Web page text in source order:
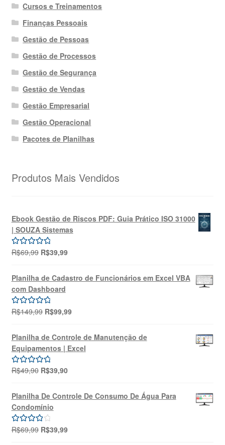
Cursos e Treinamentos
Finanças Pessoais
Gestão de Pessoas
Gestão de Processos
Gestão de Segurança
Gestão de Vendas
Gestão Empresarial
Gestão Operacional
Pacotes de Planilhas
Produtos Mais Vendidos
Ebook Gestão de Riscos PDF: Guia Prático ISO 31000
| SOUZA Sistemas
Avaliação
R$69,99 O
original
era:
R$69,99.
R$39,99O
atual
é:
Planilha de Cadastro de Funcionários em Excel VBA
com Dashboard
Avaliação
R$149,99 O
original
era:
R$149,99.
R$99,99O
atual
é:
R$99,99.
Planilha de Controle de Manutenção de
Equipamentos | Excel
Avaliação
R$49,90 O
original
era:
R$49,90.
R$39,90O
atual
é:
Planilha De Controle De Consumo De Água Para
Condomínio
Avaliação
R$69,99 O
R$39,99O